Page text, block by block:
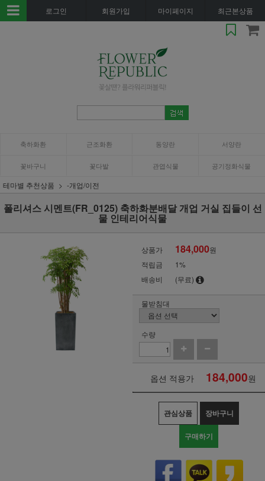
로그인 회원가입 마이페이지 최근본상품
축하화환 근조화환 동양란 서양란
꽃바구니 꽃다발 관엽식물 공기정화식물
테마별 추천상품 -개업/이전
폴리셔스 시멘트(FR_0125) 축하화분배달 개업 거실 집들이 선
물 인테리어식물
상품가 184,000원
적립금
1%
배송비
(무료)
물받침대
수량
옵션 적용가 184,000원
관심상품 장바구니
구매하기